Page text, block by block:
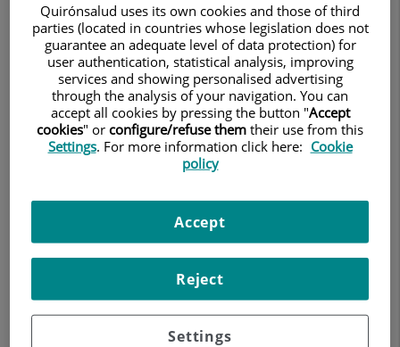
MaidaBada
FACULTATIVO ESPECIALISTA UROLOGÍA
UROLOGÍA
Centro Médico Teknon
C/ Vilana, 12
08022 Barcelona
Quirónsalud uses its own cookies and those of third
parties (located in countries whose legislation does not
guarantee an adequate level of data protection) for
user authentication, statistical analysis, improving
services and showing personalised advertising
through the analysis of your navigation. You can
accept all cookies by pressing the button "Accept
cookies" or configure/refuse them their use from this
Settings. For more information click here: Cookie
policy
Settings
Reject
Accept